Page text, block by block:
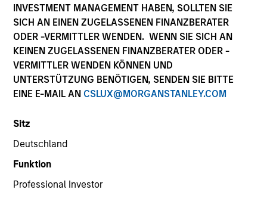
INVESTMENT MANAGEMENT HABEN, SOLLTEN SIE
SICH AN EINEN ZUGELASSENEN FINANZBERATER
ODER -VERMITTLER WENDEN. WENN SIE SICH AN
KEINEN ZUGELASSENEN FINANZBERATER ODER -
VERMITTLER WENDEN KÖNNEN UND
UNTERSTÜTZUNG BENÖTIGEN, SENDEN SIE BITTE
EINE E-MAIL AN CSLUX@MORGANSTANLEY.COM
Sitz
Deutschland
Funktion
Professional Investor
Wesentliche Anlegerinformationen
(KID)
Ressourcen
Überblick
Anlageziel